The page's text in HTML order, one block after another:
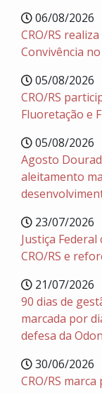
06/08/2026
CRO/RS
Convivência
05/08/2026
CRO/RS
Fluoretação e
05/08/2026
Agosto
aleitamento
23/07/2026
Justiça
CRO/RS e
21/07/2026
90 dias de
marcada por
defesa da
30/06/2026
CRO/RS